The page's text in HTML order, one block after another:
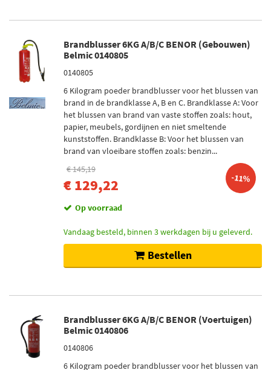
Brandblusser 6KG A/B/C BENOR (Gebouwen)
Belmic 0140805
0140805
6 Kilogram poeder brandblusser voor het blussen van
brand in de brandklasse A, B en C. Brandklasse A: Voor
het blussen van brand van vaste stoffen zoals: hout,
papier, meubels, gordijnen en niet smeltende
kunststoffen. Brandklasse B: Voor het blussen van
brand van vloeibare stoffen zoals: benzin...
€ 145,19
€ 129,22 -11%
Op voorraad
Vandaag besteld, binnen 3 werkdagen bij u geleverd.
Bestellen
Brandblusser 6KG A/B/C BENOR (Voertuigen)
Belmic 0140806
0140806
6 Kilogram poeder brandblusser voor het blussen van